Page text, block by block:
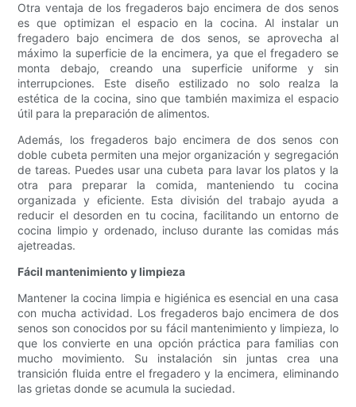
Otra ventaja de los fregaderos bajo encimera de dos senos
es que optimizan el espacio en la cocina. Al instalar un
fregadero bajo encimera de dos senos, se aprovecha al
máximo la superficie de la encimera, ya que el fregadero se
monta debajo, creando una superficie uniforme y sin
interrupciones. Este diseño estilizado no solo realza la
estética de la cocina, sino que también maximiza el espacio
útil para la preparación de alimentos.
Además, los fregaderos bajo encimera de dos senos con
doble cubeta permiten una mejor organización y segregación
de tareas. Puedes usar una cubeta para lavar los platos y la
otra para preparar la comida, manteniendo tu cocina
organizada y eficiente. Esta división del trabajo ayuda a
reducir el desorden en tu cocina, facilitando un entorno de
cocina limpio y ordenado, incluso durante las comidas más
ajetreadas.
Fácil mantenimiento y limpieza
Mantener la cocina limpia e higiénica es esencial en una casa
con mucha actividad. Los fregaderos bajo encimera de dos
senos son conocidos por su fácil mantenimiento y limpieza, lo
que los convierte en una opción práctica para familias con
mucho movimiento. Su instalación sin juntas crea una
transición fluida entre el fregadero y la encimera, eliminando
las grietas donde se acumula la suciedad.